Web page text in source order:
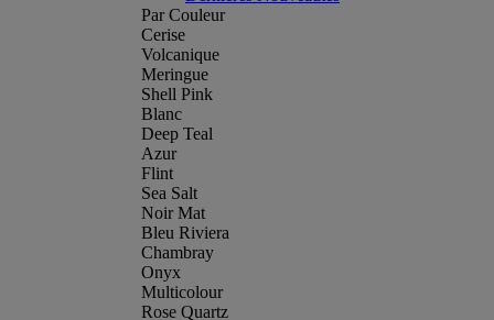
Par Couleur
Cerise
Volcanique
Meringue
Shell Pink
Blanc
Deep Teal
Azur
Flint
Sea Salt
Noir Mat
Bleu Riviera
Chambray
Onyx
Multicolour
Rose Quartz